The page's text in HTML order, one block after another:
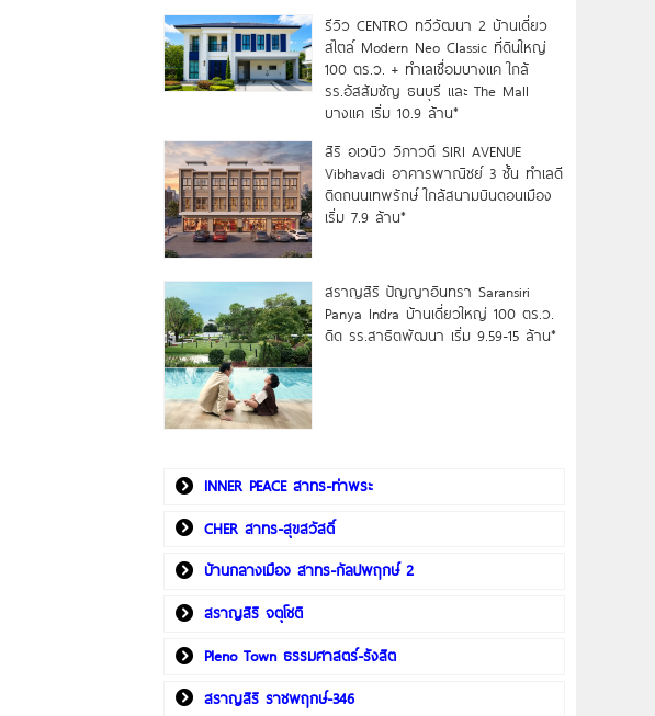
รีวิว CENTRO ทวีวัฒนา 2 บ้านเดี่ยว
สไตล์ Modern Neo Classic ที่ดินใหญ่
100 ตร.ว. + ทำเลเชื่อมบางแค ใกล้
รร.อัสสัมชัญ ธนบุรี และ The Mall
บางแค เริ่ม 10.9 ล้าน*
สิริ อเวนิว วิภาวดี SIRI AVENUE
Vibhavadi อาคารพาณิชย์ 3 ชั้น ทำเลดี
ติดถนนเทพรักษ์ ใกล้สนามบินดอนเมือง
เริ่ม 7.9 ล้าน*
สราญสิริ ปัญญาอินทรา Saransiri
Panya Indra บ้านเดี่ยวใหญ่ 100 ตร.ว.
ดิด รร.สาธิตพัฒนา เริ่ม 9.59-15 ล้าน*
INNER PEACE สาทร-ท่าพระ
CHER สาทร-สุขสวัสดิ์
บ้านกลางเมือง สาทร-กัลปพฤกษ์ 2
สราญสิริ จตุโชติ
Pleno Town ธรรมศาสตร์-รังสิต
สราญสิริ ราชพฤกษ์-346